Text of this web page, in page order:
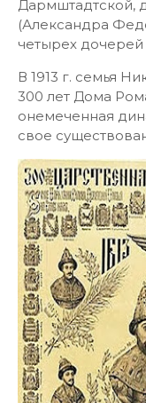
Дармштадтской,
(Александра
четырех
В 1913 г. семья
300 лет Дома
онемеченная
свое